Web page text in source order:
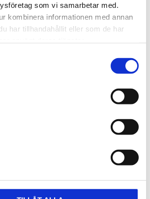
som vi samarbetar med.
kombinera informationen med annan
har tillhandahållit eller som de har
9
Specialspärringnyckel
Special spärrnyckel
1 978kr